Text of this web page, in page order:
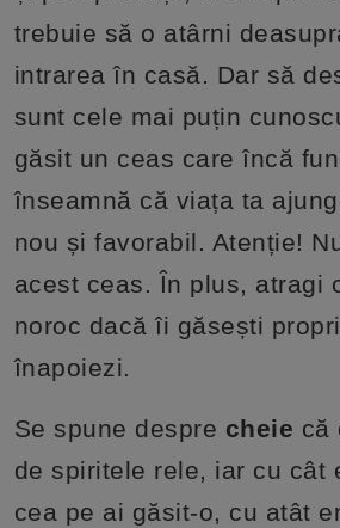
trebuie să o atârni
intrarea în casă. Dar să
sunt cele mai puțin
găsit un ceas care încă
înseamnă că viața ta
nou și favorabil. Atenție!
acest ceas. În plus, atragi
noroc dacă îi găsești
înapoiezi.
Se spune despre cheie că
de spiritele rele, iar cu cât
cea pe ai găsit-o, cu atât